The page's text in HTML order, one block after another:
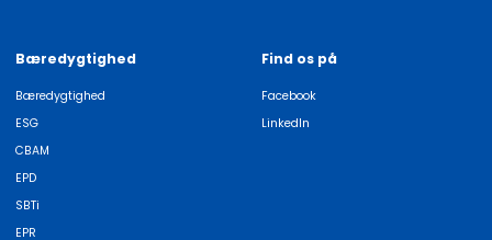
Bæredygtighed
Bæredygtighed
ESG
CBAM
EPD
SBTi
EPR
Find os på
Facebook
LinkedIn